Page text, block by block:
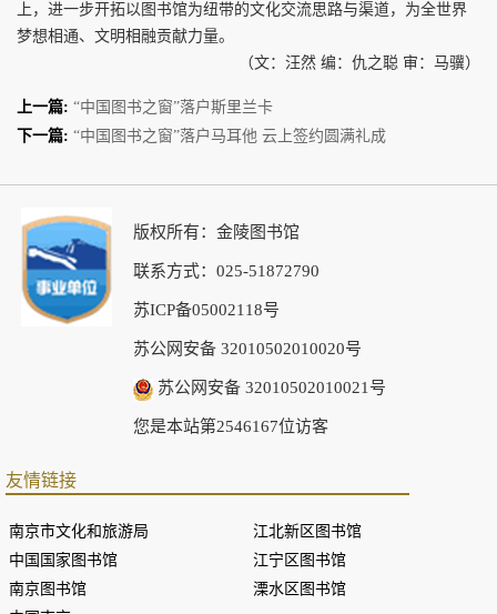
上，进一步开拓以图书馆为纽带的文化交流思路与渠道，为全世界
梦想相通、文明相融贡献力量。
（文：汪然 编：仇之聪 审：马骥）
上一篇: “中国图书之窗”落户斯里兰卡
下一篇: “中国图书之窗”落户马耳他 云上签约圆满礼成
版权所有：金陵图书馆
联系方式：025-51872790
苏ICP备05002118号
苏公网安备 32010502010020号
苏公网安备 32010502010021号
您是本站第2546167位访客
友情链接
南京市文化和旅游局
中国国家图书馆
南京图书馆
江北新区图书馆
江宁区图书馆
溧水区图书馆